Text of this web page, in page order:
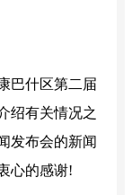
什区第二届
绍有关情况之
发布会的新闻
心的感谢!